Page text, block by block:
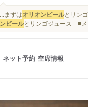
...まずはオリオンビールとリン
ンビールとリンゴジュース ■
ネット予約 空席情報